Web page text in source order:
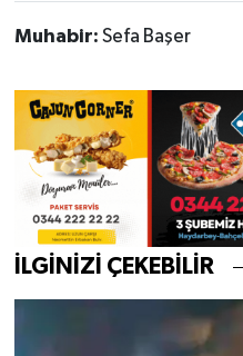
Muhabir: Sefa Başer